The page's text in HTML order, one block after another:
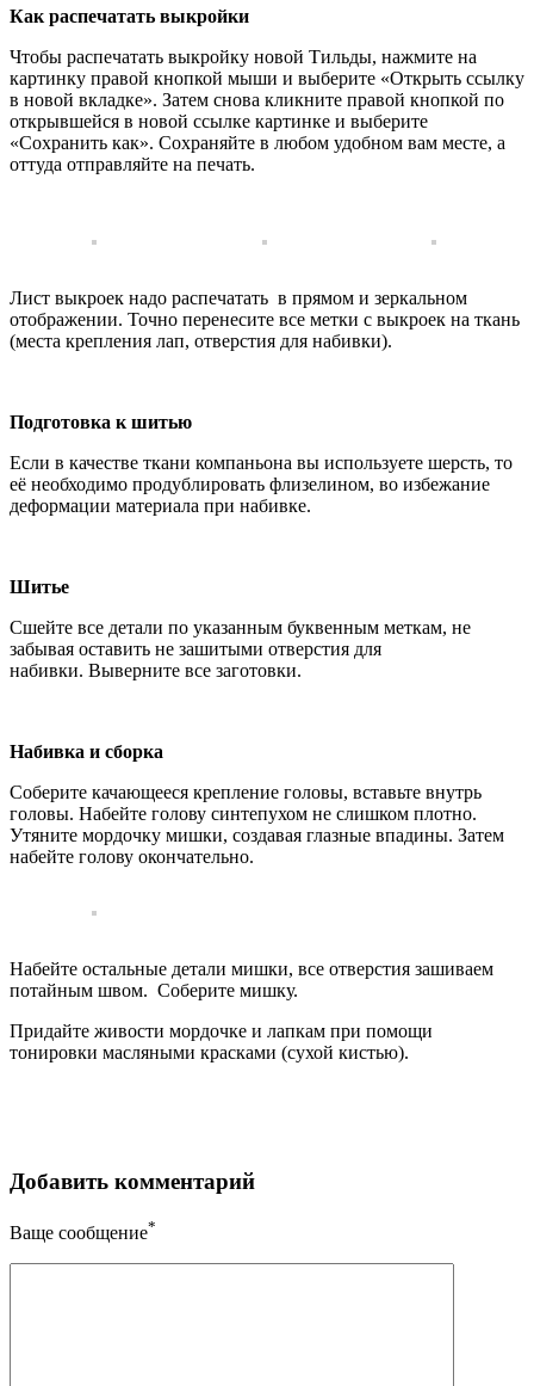
Как распечатать выкройки
Чтобы распечатать выкройку новой Тильды, нажмите на
картинку правой кнопкой мыши и выберите «Открыть ссылку
в новой вкладке». Затем снова кликните правой кнопкой по
открывшейся в новой ссылке картинке и выберите
«Сохранить как». Сохраняйте в любом удобном вам месте, а
оттуда отправляйте на печать.
Лист выкроек надо распечатать в прямом и зеркальном
отображении. Точно перенесите все метки с выкроек на ткань
(места крепления лап, отверстия для набивки).
Подготовка к шитью
Если в качестве ткани компаньона вы используете шерсть, то
её необходимо продублировать флизелином, во избежание
деформации материала при набивке.
Шитье
Сшейте все детали по указанным буквенным меткам, не
забывая оставить не зашитыми отверстия для
набивки. Выверните все заготовки.
Набивка и сборка
Соберите качающееся крепление головы, вставьте внутрь
головы. Набейте голову синтепухом не слишком плотно.
Утяните мордочку мишки, создавая глазные впадины. Затем
набейте голову окончательно.
Набейте остальные детали мишки, все отверстия зашиваем
потайным швом. Соберите мишку.
Придайте живости мордочке и лапкам при помощи
тонировки масляными красками (сухой кистью).
Добавить комментарий
Ваще сообщение*